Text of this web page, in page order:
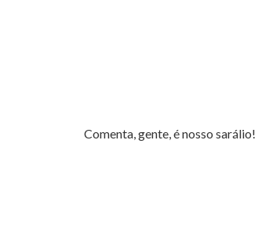
Comenta, gente, é nosso sarálio!